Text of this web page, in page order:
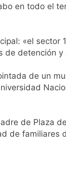
meteorológica
en todo el
«el sector
detención y
de un
de Plaza
de familiares